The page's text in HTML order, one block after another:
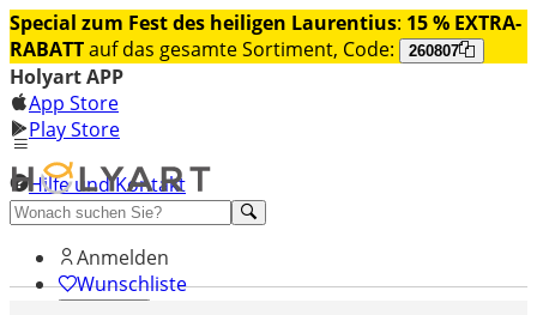
Special zum Fest des heiligen Laurentius: 15 % EXTRA-
RABATTauf das gesamte Sortiment, Code: 260807
Holyart APP
App Store
Play Store
Hilfe und Kontakt
Entdecken Sie Premium
Anmelden
Wunschliste